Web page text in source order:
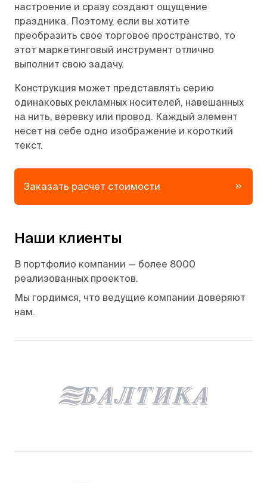
настроение и сразу создают ощущение
праздника. Поэтому, если вы хотите
преобразить свое торговое пространство, то
этот маркетинговый инструмент отлично
выполнит свою задачу.
Конструкция может представлять серию
одинаковых рекламных носителей, навешанных
на нить, веревку или провод. Каждый элемент
несет на себе одно изображение и короткий
текст.
Заказать расчет стоимости
Наши клиенты
В портфолио компании — более 8000
реализованных проектов.
Мы гордимся, что ведущие компании доверяют
нам.